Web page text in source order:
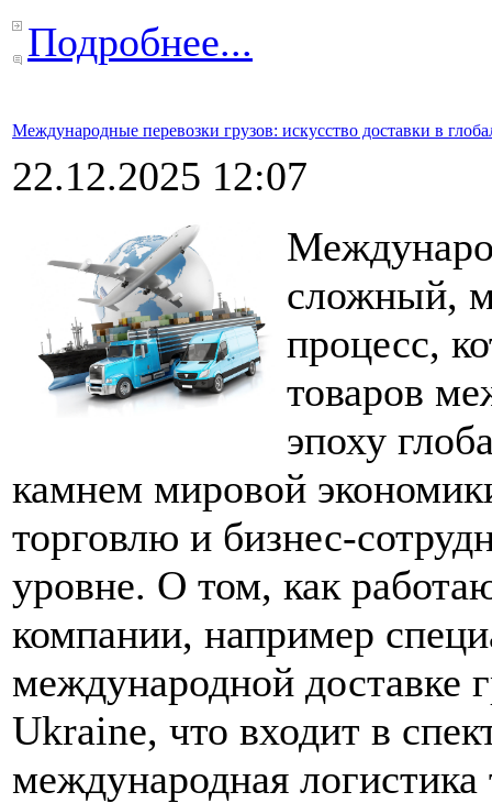
Подробнее...
Международные перевозки грузов: искусство доставки в
22.12.2025 12:07
сложный,
процесс,
товаров
эпоху
камнем мировой
торговлю и бизнес-
уровне. О том, как
компании, например
международной доставке
Ukraine, что входит в
международная